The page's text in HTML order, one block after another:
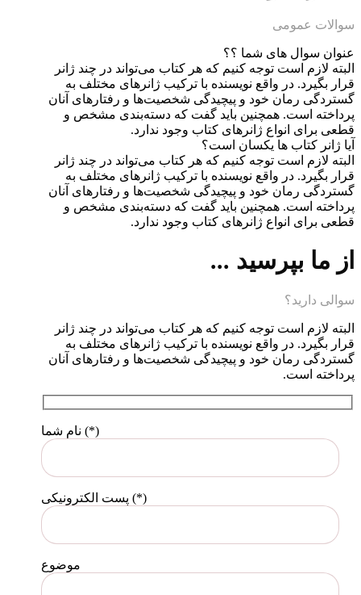
سوالات عمومی
عنوان سوال های شما ؟؟
البته لازم است توجه کنیم که هر کتاب می‌تواند در چند ژانر
قرار بگیرد. در واقع نویسنده با ترکیب ژانرهای مختلف به
گستردگی رمان خود و پیچیدگی شخصیت‌ها و رفتارهای آنان
پرداخته است. همچنین باید گفت که دسته‌بندی مشخص و
قطعی برای انواع ژانرهای کتاب وجود ندارد.
آیا ژانر کتاب ها یکسان است؟
البته لازم است توجه کنیم که هر کتاب می‌تواند در چند ژانر
قرار بگیرد. در واقع نویسنده با ترکیب ژانرهای مختلف به
گستردگی رمان خود و پیچیدگی شخصیت‌ها و رفتارهای آنان
پرداخته است. همچنین باید گفت که دسته‌بندی مشخص و
قطعی برای انواع ژانرهای کتاب وجود ندارد.
از ما بپرسید ...
سوالی دارید؟
البته لازم است توجه کنیم که هر کتاب می‌تواند در چند ژانر
قرار بگیرد. در واقع نویسنده با ترکیب ژانرهای مختلف به
گستردگی رمان خود و پیچیدگی شخصیت‌ها و رفتارهای آنان
پرداخته است.
نام شما (*)
پست الکترونیکی (*)
موضوع